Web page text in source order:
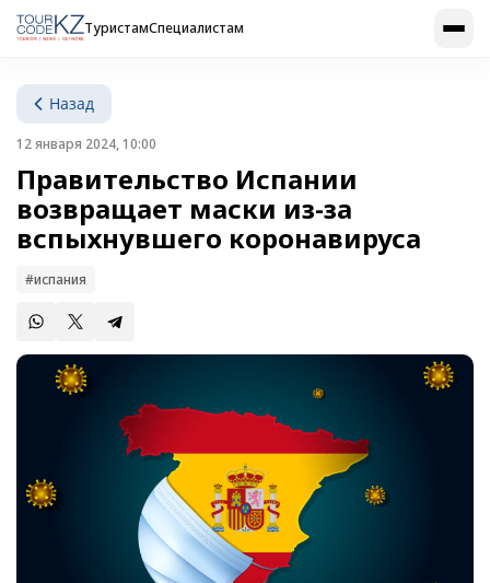
ТуристамСпециалистам
Назад
12 января 2024, 10:00
Правительство Испании
возвращает маски из-за
вспыхнувшего коронавируса
#испания